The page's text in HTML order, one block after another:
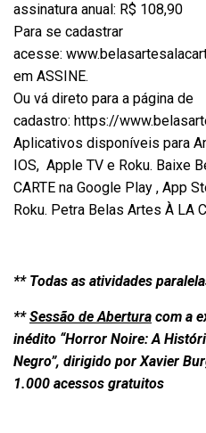
assinatura anual: R$ 108,90
Para se cadastrar
acesse:
em ASSINE.
Ou vá direto para a página de
cadastro: https://
Aplicativos disponíveis para
IOS, Apple TV e Roku. Baixe
CARTE na Google Play , App
Roku. Petra Belas Artes À LA
** Todas as atividades
**Sessão de Abertura com a
inédito “Horror Noire: A
Negro”, dirigido por Xavier
1.000 acessos gratuitos